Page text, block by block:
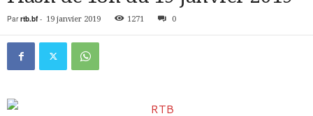
Par rtb.bf- 19 janvier 2019 1271 0